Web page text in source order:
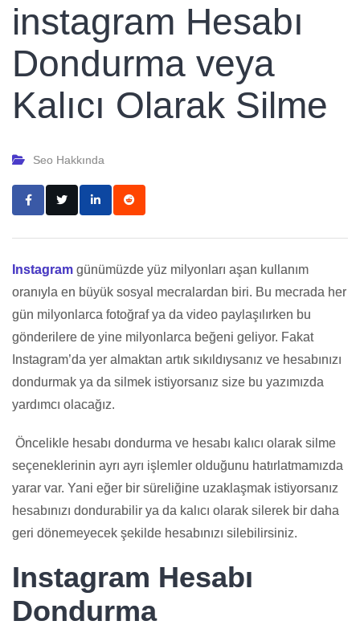
instagram Hesabı
Dondurma veya
Kalıcı Olarak Silme
Seo Hakkında
Instagram günümüzde yüz milyonları aşan kullanım
oranıyla en büyük sosyal mecralardan biri. Bu mecrada her
gün milyonlarca fotoğraf ya da video paylaşılırken bu
gönderilere de yine milyonlarca beğeni geliyor. Fakat
Instagram’da yer almaktan artık sıkıldıysanız ve hesabınızı
dondurmak ya da silmek istiyorsanız size bu yazımızda
yardımcı olacağız.
Öncelikle hesabı dondurma ve hesabı kalıcı olarak silme
seçeneklerinin ayrı ayrı işlemler olduğunu hatırlatmamızda
yarar var. Yani eğer bir süreliğine uzaklaşmak istiyorsanız
hesabınızı dondurabilir ya da kalıcı olarak silerek bir daha
geri dönemeyecek şekilde hesabınızı silebilirsiniz.
Instagram Hesabı
Dondurma